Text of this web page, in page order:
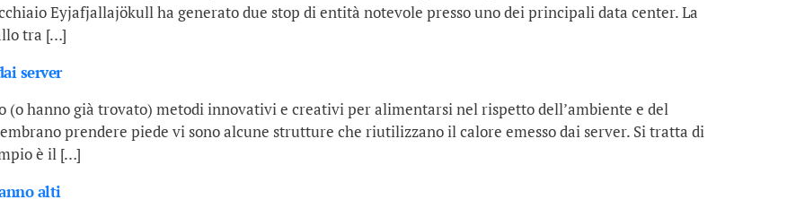
Eyjafjallajökull ha generato due stop di entità notevole presso uno dei principali data center. La
tra […]
server
hanno già trovato) metodi innovativi e creativi per alimentarsi nel rispetto dell’ambiente e del
prendere piede vi sono alcune strutture che riutilizzano il calore emesso dai server. Si tratta di
è il […]
alti